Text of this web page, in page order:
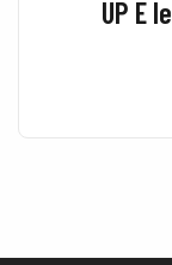
UP E